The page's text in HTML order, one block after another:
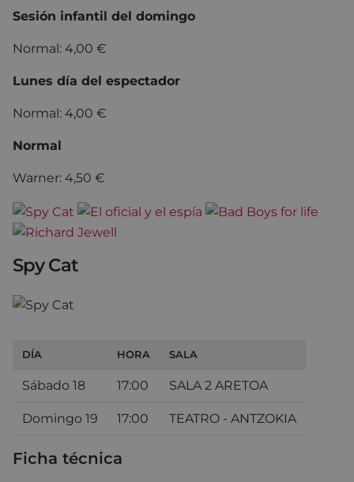
Sesión infantil del domingo
Normal: 4,00 €
Lunes día del espectador
Normal: 4,00 €
Normal
Warner: 4,50 €
Spy Cat
DÍA HORA SALA
Sábado 18 17:00 SALA 2 ARETOA
Domingo 19 17:00 TEATRO - ANTZOKIA
Ficha técnica